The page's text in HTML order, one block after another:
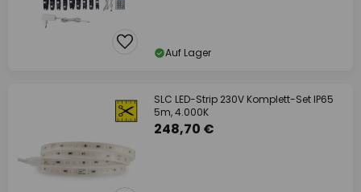
Auf Lager
SLC LED-Strip 230V Komplett-Set IP65
5m, 4.000K
248,70 €